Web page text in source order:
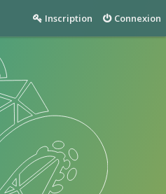
Connexion
Inscription